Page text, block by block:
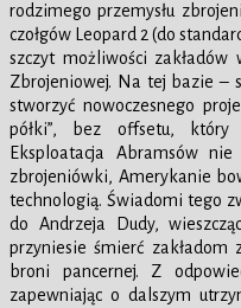
rodzimego przemysłu
czołgów Leopard 2 (do
szczyt możliwości zakładów
Zbrojeniowej. Na tej bazie –
stworzyć nowoczesnego
półki”, bez offsetu, który
Eksploatacja Abramsów
zbrojeniówki, Amerykanie
technologią. Świadomi tego
do Andrzeja Dudy,
przyniesie śmierć zakładom
broni pancernej. Z
zapewniając o dalszym